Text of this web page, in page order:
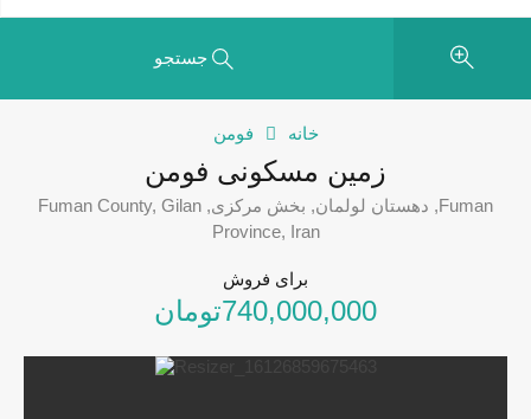
جستجو
خانه فومن
زمین مسکونی فومن
Fuman, دهستان لولمان, بخش مرکزی, Fuman County, Gilan
Province, Iran
برای فروش
740,000,000تومان